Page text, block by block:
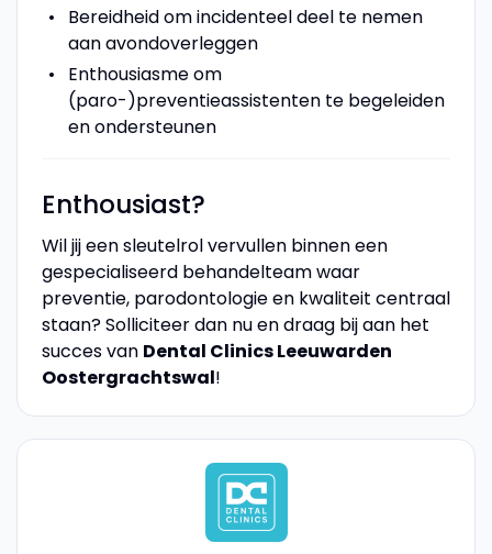
Bereidheid om incidenteel deel te nemen
aan avondoverleggen
Enthousiasme om
(paro-)preventieassistenten te begeleiden
en ondersteunen
Enthousiast?
Wil jij een sleutelrol vervullen binnen een
gespecialiseerd behandelteam waar
preventie, parodontologie en kwaliteit centraal
staan? Solliciteer dan nu en draag bij aan het
succes van Dental Clinics Leeuwarden
Oostergrachtswal!